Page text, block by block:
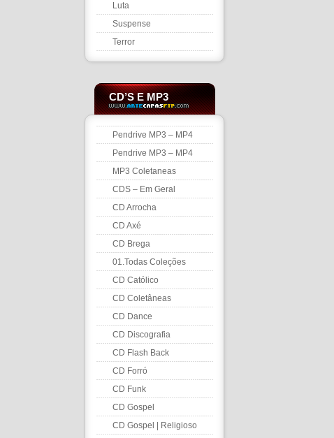
Luta
Suspense
Terror
CD’S E MP3
Pendrive MP3 – MP4
Pendrive MP3 – MP4
MP3 Coletaneas
CDS – Em Geral
CD Arrocha
CD Axé
CD Brega
01.Todas Coleções
CD Católico
CD Coletâneas
CD Dance
CD Discografia
CD Flash Back
CD Forró
CD Funk
CD Gospel
CD Gospel | Religioso